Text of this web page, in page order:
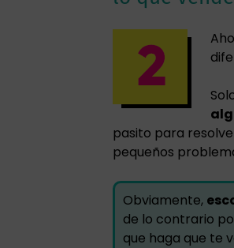
pasito para
pequeños
Obviamente,
de lo contrario
que haga que te